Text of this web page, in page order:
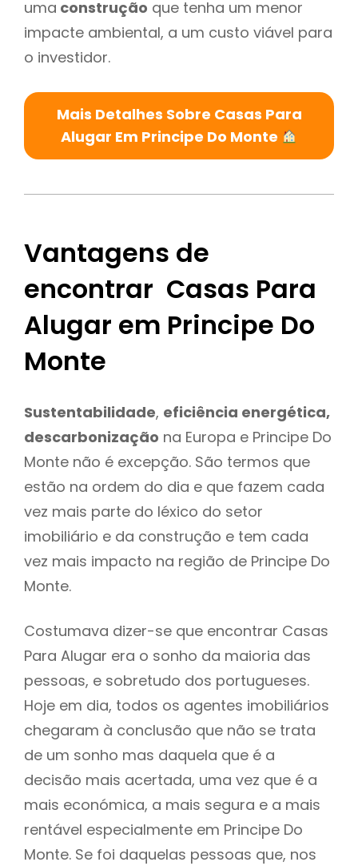
uma construção que tenha um menor
impacte ambiental, a um custo viável para
o investidor.
Mais Detalhes Sobre Casas Para
Alugar Em Principe Do Monte
Vantagens de
encontrar Casas Para
Alugar em Principe Do
Monte
Sustentabilidade, eficiência energética,
descarbonização na Europa e Principe Do
Monte não é excepção. São termos que
estão na ordem do dia e que fazem cada
vez mais parte do léxico do setor
imobiliário e da construção e tem cada
vez mais impacto na região de Principe Do
Monte.
Costumava dizer-se que encontrar Casas
Para Alugar era o sonho da maioria das
pessoas, e sobretudo dos portugueses.
Hoje em dia, todos os agentes imobiliários
chegaram à conclusão que não se trata
de um sonho mas daquela que é a
decisão mais acertada, uma vez que é a
mais económica, a mais segura e a mais
rentável especialmente em Principe Do
Monte. Se foi daquelas pessoas que, nos